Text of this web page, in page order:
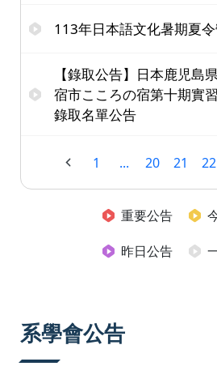
113年日本語文化暑期夏
【錄取公告】日本鹿児島
宿市こころの宿第十期實
錄取名單公告
1 ... 20 21 22
重要公告
昨日公告
系學會公告